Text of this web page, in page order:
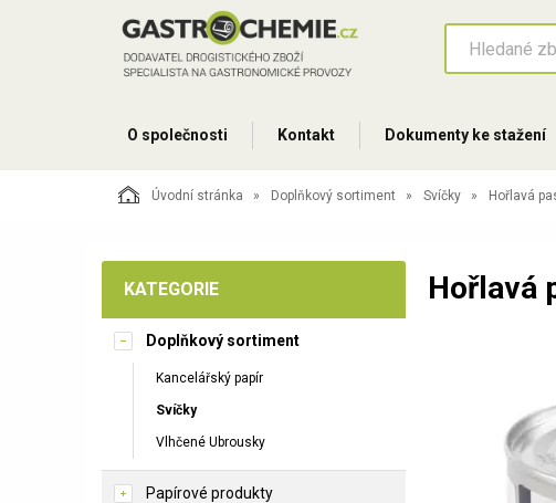
O společnosti Kontakt Dokumenty ke stažení
Úvodní stránka Doplňkový sortiment Svíčky Hořlavá
KATEGORIE
Doplňkový sortiment
Kancelářský papír
Svíčky
Vlhčené Ubrousky
Papírové produkty
Hořlavá